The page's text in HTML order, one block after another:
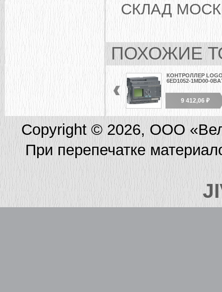
СКЛАД
ПОХОЖИЕ
КОНТРОЛЛЕР
6ED1052-1MD00-
9 412,06 ₽
Copyright © 2026, ООО
При перепечатке